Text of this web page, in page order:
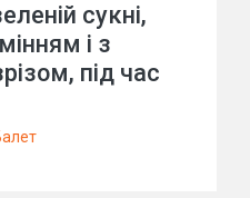
сукні,
і з
під час